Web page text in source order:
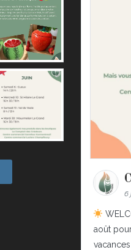
6
août